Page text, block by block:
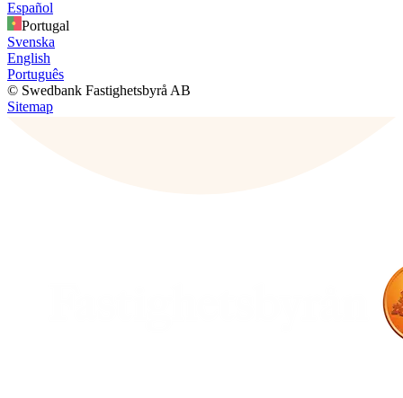
Español
Portugal
Svenska
English
Português
© Swedbank Fastighetsbyrå AB
Sitemap